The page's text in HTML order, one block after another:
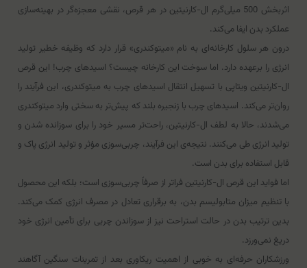
اثربخش 500 میلی‌گرم ال-کارنیتین در هر قرص، نقشی معجزه‌گر در بهینه‌سازی
عملکرد بدن ایفا می‌کند.
درون هر سلول کارخانه‌ای به نام «میتوکندری» قرار دارد که وظیفه خطیر تولید
انرژی را برعهده دارد. اما سوخت این کارخانه چیست؟ اسیدهای چرب! این قرص
ال-کارنیتین ویتاپی با تسهیل انتقال اسیدهای چرب به میتوکندری، این فرآیند را
روان‌تر می‌کند. اسیدهای چرب با زنجیره بلند که پیش‌تر به سختی وارد میتوکندری
می‌شدند، حالا به لطف ال-کارنیتین، راحت‌تر مسیر خود را برای سوزانده شدن و
تولید انرژی طی می‌کنند. نتیجه‌ی این فرآیند، چربی‌سوزی مؤثر و تولید انرژی پاک و
قابل استفاده برای بدن است.
اما فواید این قرص ال-کارنیتین فراتر از صرفاً چربی‌سوزی است؛ بلکه این محصول
با تنظیم میزان متابولیسم بدن، به برقراری تعادل در مصرف انرژی کمک می‌کند.
بدین ترتیب بدن در حالت استراحت نیز از سوزاندن چربی برای تأمین انرژی خود
دریغ نمی‌ورزد.
ورزشکاران حرفه‌ای به خوبی از اهمیت ریکاوری بعد از تمرینات سنگین آگاهند